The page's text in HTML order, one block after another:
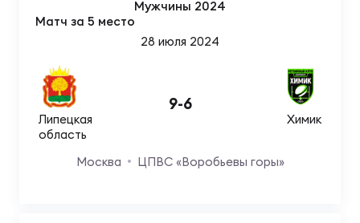
Мужчины 2024
Матч за 5 место
28 июля 2024
Липецкая
область
9-6
Химик
Москва ЦПВС «Воробьевы горы»